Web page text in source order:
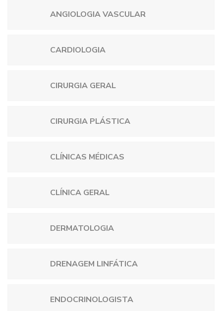
ANGIOLOGIA VASCULAR
CARDIOLOGIA
CIRURGIA GERAL
CIRURGIA PLÁSTICA
CLÍNICAS MÉDICAS
CLÍNICA GERAL
DERMATOLOGIA
DRENAGEM LINFÁTICA
ENDOCRINOLOGISTA